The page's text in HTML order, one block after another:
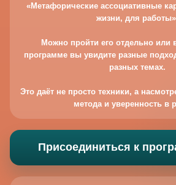
«Метафорические ассоциативные
жизни, для
Можно пройти его отдельно или
программе вы увидите разные
разных темах.
Это даёт не просто техники, а
метода и уверенность в
Присоединиться к